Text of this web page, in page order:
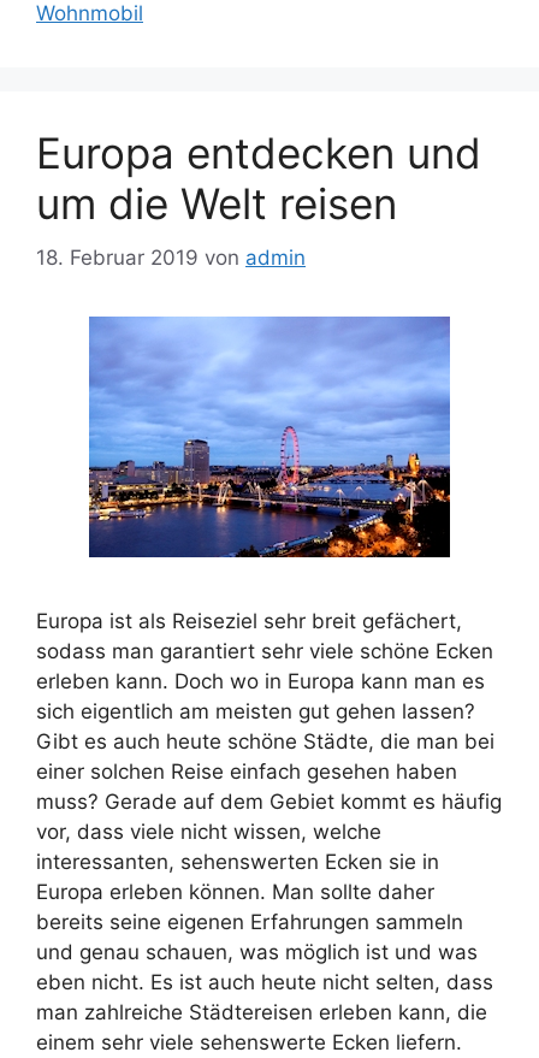
Wohnmobil
Europa entdecken und
um die Welt reisen
18. Februar 2019 von admin
Europa ist als Reiseziel sehr breit gefächert,
sodass man garantiert sehr viele schöne Ecken
erleben kann. Doch wo in Europa kann man es
sich eigentlich am meisten gut gehen lassen?
Gibt es auch heute schöne Städte, die man bei
einer solchen Reise einfach gesehen haben
muss? Gerade auf dem Gebiet kommt es häufig
vor, dass viele nicht wissen, welche
interessanten, sehenswerten Ecken sie in
Europa erleben können. Man sollte daher
bereits seine eigenen Erfahrungen sammeln
und genau schauen, was möglich ist und was
eben nicht. Es ist auch heute nicht selten, dass
man zahlreiche Städtereisen erleben kann, die
einem sehr viele sehenswerte Ecken liefern.